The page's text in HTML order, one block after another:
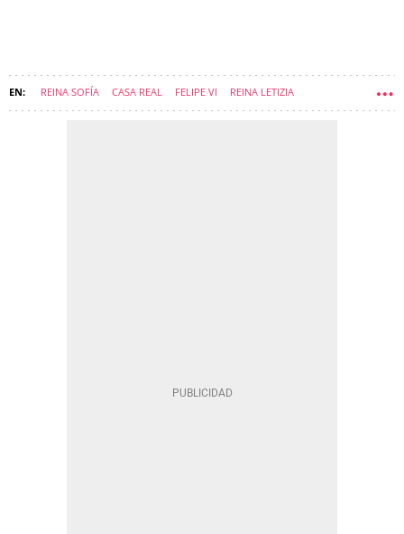
REINA SOFÍA CASA REAL FELIPE VI REINA LETIZIA